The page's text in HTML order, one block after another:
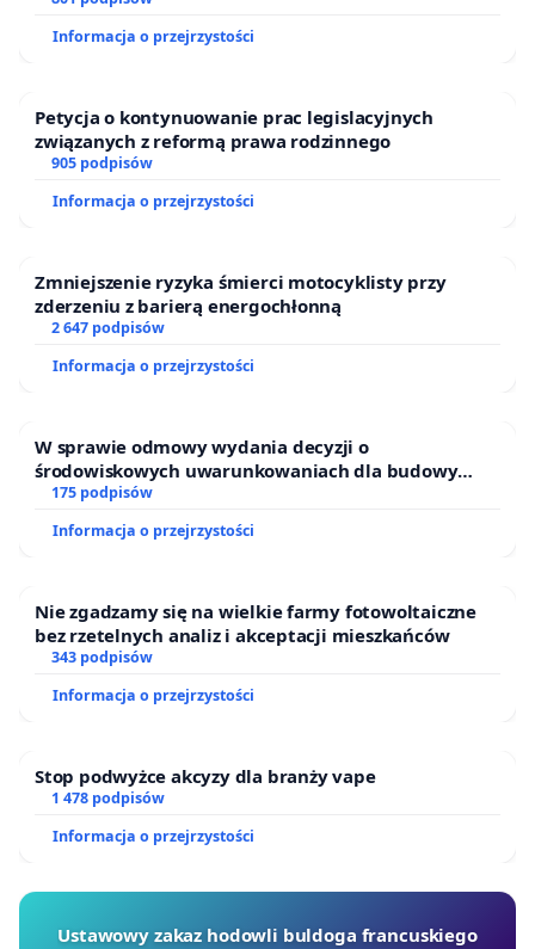
Informacja o przejrzystości
Petycja o kontynuowanie prac legislacyjnych
związanych z reformą prawa rodzinnego
905 podpisów
Informacja o przejrzystości
Zmniejszenie ryzyka śmierci motocyklisty przy
zderzeniu z barierą energochłonną
2 647 podpisów
Informacja o przejrzystości
W sprawie odmowy wydania decyzji o
środowiskowych uwarunkowaniach dla budowy
zakładu wytwarzania biometanu „Krynki” w
Ostrowiu Południowym oraz ochrony mieszkańców i
Puszczy Knyszyńskiej
175 podpisów
Informacja o przejrzystości
Nie zgadzamy się na wielkie farmy fotowoltaiczne
bez rzetelnych analiz i akceptacji mieszkańców
343 podpisów
Informacja o przejrzystości
Stop podwyżce akcyzy dla branży vape
1 478 podpisów
Informacja o przejrzystości
Ustawowy zakaz hodowli buldoga francuskiego